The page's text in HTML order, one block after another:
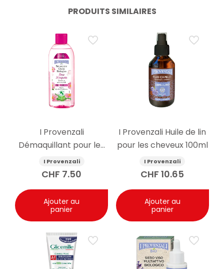
PRODUITS SIMILAIRES
I Provenzali
Démaquillant pour les
yeux à l’églantier bio
150ml
I Provenzali
CHF 7.50
Ajouter au
panier
I Provenzali Huile de lin
pour les cheveux 100ml
I Provenzali
CHF 10.65
Ajouter au
panier